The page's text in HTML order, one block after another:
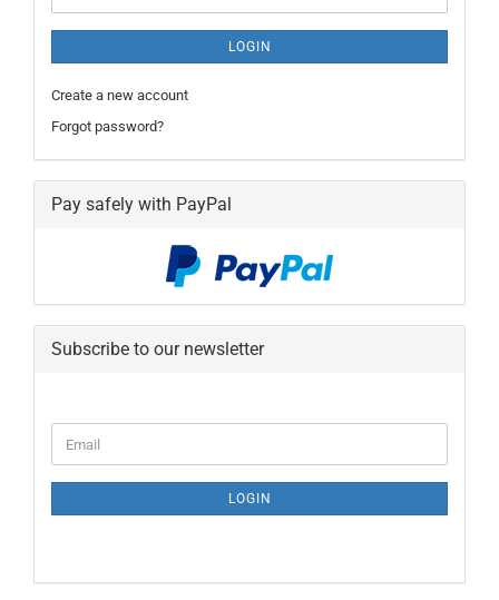
LOGIN
Create a new account
Forgot password?
Pay safely with PayPal
Subscribe to our newsletter
TO
PAGE
Email
LOGIN